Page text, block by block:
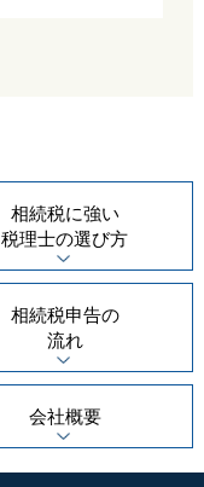
相続税に強い
税理士の選び方
相続税申告の
流れ
会社概要